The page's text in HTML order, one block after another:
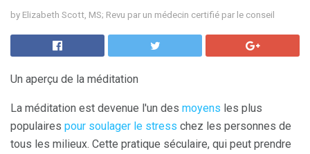
by Elizabeth Scott, MS; Revu par un médecin certifié par le conseil
Un aperçu de la méditation
La méditation est devenue l'un des moyens les plus
populaires pour soulager le stress chez les personnes de
tous les milieux. Cette pratique séculaire, qui peut prendre